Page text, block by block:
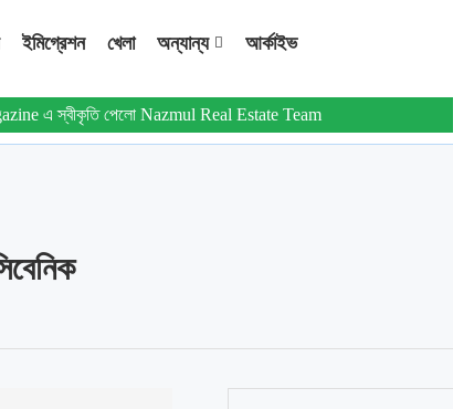
ইমিগ্রেশন খেলা অন্যান্য আর্কাইভ
এ স্বীকৃতি পেলো Nazmul Real Estate Team